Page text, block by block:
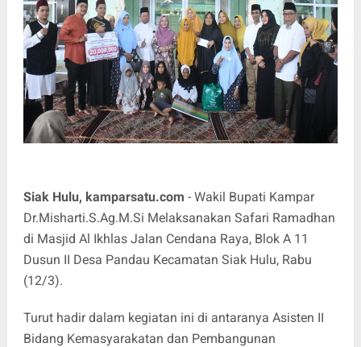
Siak Hulu, kamparsatu.com - Wakil Bupati Kampar
Dr.Misharti.S.Ag.M.Si Melaksanakan Safari Ramadhan
di Masjid Al Ikhlas Jalan Cendana Raya, Blok A 11
Dusun II Desa Pandau Kecamatan Siak Hulu, Rabu
(12/3).
Turut hadir dalam kegiatan ini di antaranya Asisten II
Bidang Kemasyarakatan dan Pembangunan